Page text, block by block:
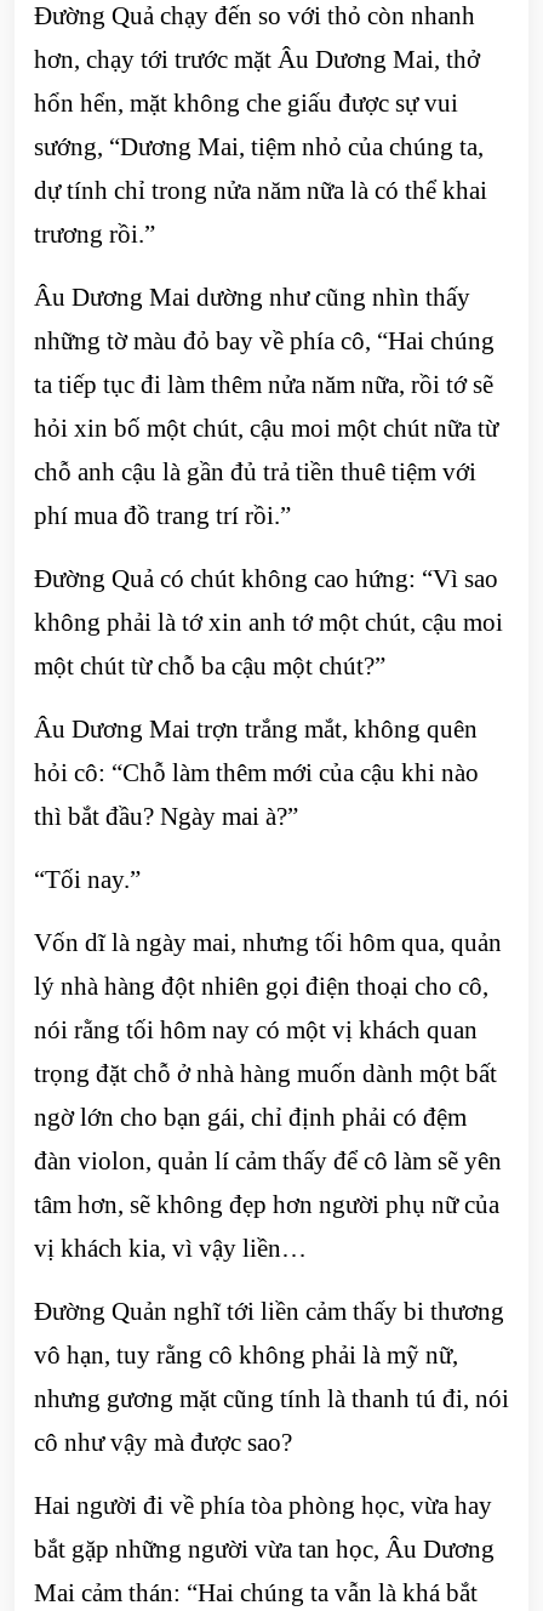
Đường Quả chạy đến so với thỏ còn nhanh
hơn, chạy tới trước mặt Âu Dương Mai, thở
hổn hển, mặt không che giấu được sự vui
sướng, “Dương Mai, tiệm nhỏ của chúng ta,
dự tính chỉ trong nửa năm nữa là có thể khai
trương rồi.”
Âu Dương Mai dường như cũng nhìn thấy
những tờ màu đỏ bay về phía cô, “Hai chúng
ta tiếp tục đi làm thêm nửa năm nữa, rồi tớ sẽ
hỏi xin bố một chút, cậu moi một chút nữa từ
chỗ anh cậu là gần đủ trả tiền thuê tiệm với
phí mua đồ trang trí rồi.”
Đường Quả có chút không cao hứng: “Vì sao
không phải là tớ xin anh tớ một chút, cậu moi
một chút từ chỗ ba cậu một chút?”
Âu Dương Mai trợn trắng mắt, không quên
hỏi cô: “Chỗ làm thêm mới của cậu khi nào
thì bắt đầu? Ngày mai à?”
“Tối nay.”
Vốn dĩ là ngày mai, nhưng tối hôm qua, quản
lý nhà hàng đột nhiên gọi điện thoại cho cô,
nói rằng tối hôm nay có một vị khách quan
trọng đặt chỗ ở nhà hàng muốn dành một bất
ngờ lớn cho bạn gái, chỉ định phải có đệm
đàn violon, quản lí cảm thấy để cô làm sẽ yên
tâm hơn, sẽ không đẹp hơn người phụ nữ của
vị khách kia, vì vậy liền…
Đường Quản nghĩ tới liền cảm thấy bi thương
vô hạn, tuy rằng cô không phải là mỹ nữ,
nhưng gương mặt cũng tính là thanh tú đi, nói
cô như vậy mà được sao?
Hai người đi về phía tòa phòng học, vừa hay
bắt gặp những người vừa tan học, Âu Dương
Mai cảm thán: “Hai chúng ta vẫn là khá bắt